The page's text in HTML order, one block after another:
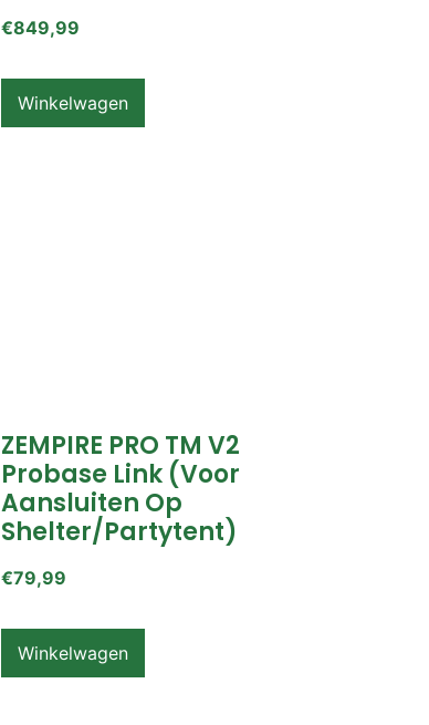
€849,99
Winkelwagen
ZEMPIRE PRO TM V2
Probase Link (voor
Aansluiten Op
Shelter/partytent)
€79,99
Winkelwagen